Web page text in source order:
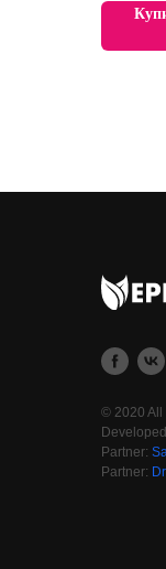
© 2020 All
Partner:
Partner: